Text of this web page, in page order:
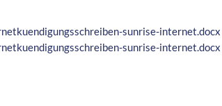
sunrise-internet.docx
sunrise-internet.docx